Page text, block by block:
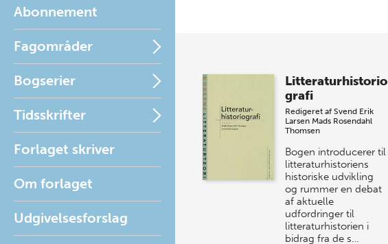
Abonnement
Fagområder
Bogserier
Tidsskrifter
Forlaget skriver
Om forlaget
Udgivelsesforslag
Litteraturhistorio
grafi
Redigeret af Svend Erik
Larsen Mads Rosendahl
Thomsen
Bogen introducerer til
litteraturhistoriens
historiske udvikling
og rummer en debat
af aktuelle
udfordringer til
litteraturhistorien i
bidrag fra de s…